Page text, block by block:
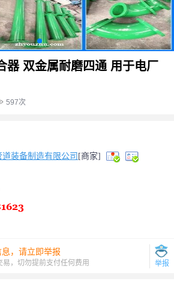
器 双金属耐磨四通 用于电厂
597次
装备制造有限公司 [商家]
，请立即举报
，切勿提前支付任何费用 举报